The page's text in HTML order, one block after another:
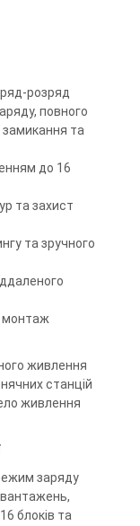
розряд
повного
та
до 16
та захист
та зручного
монтаж
живлення
станцій
живлення
заряду
блоків та